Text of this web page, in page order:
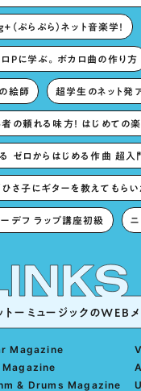
（ぷらぷら）ネット音楽学！
Pに学ぶ。ボカロ曲の作り方
絵師 超学生のネット発ア
の頼れる味方！ はじめての
ゼロからはじめる作曲 超入
さ子にギターを教えてもらい
デフ ラップ講座初級
トーミュージックのWEB
Magazine
& Drums Magazine